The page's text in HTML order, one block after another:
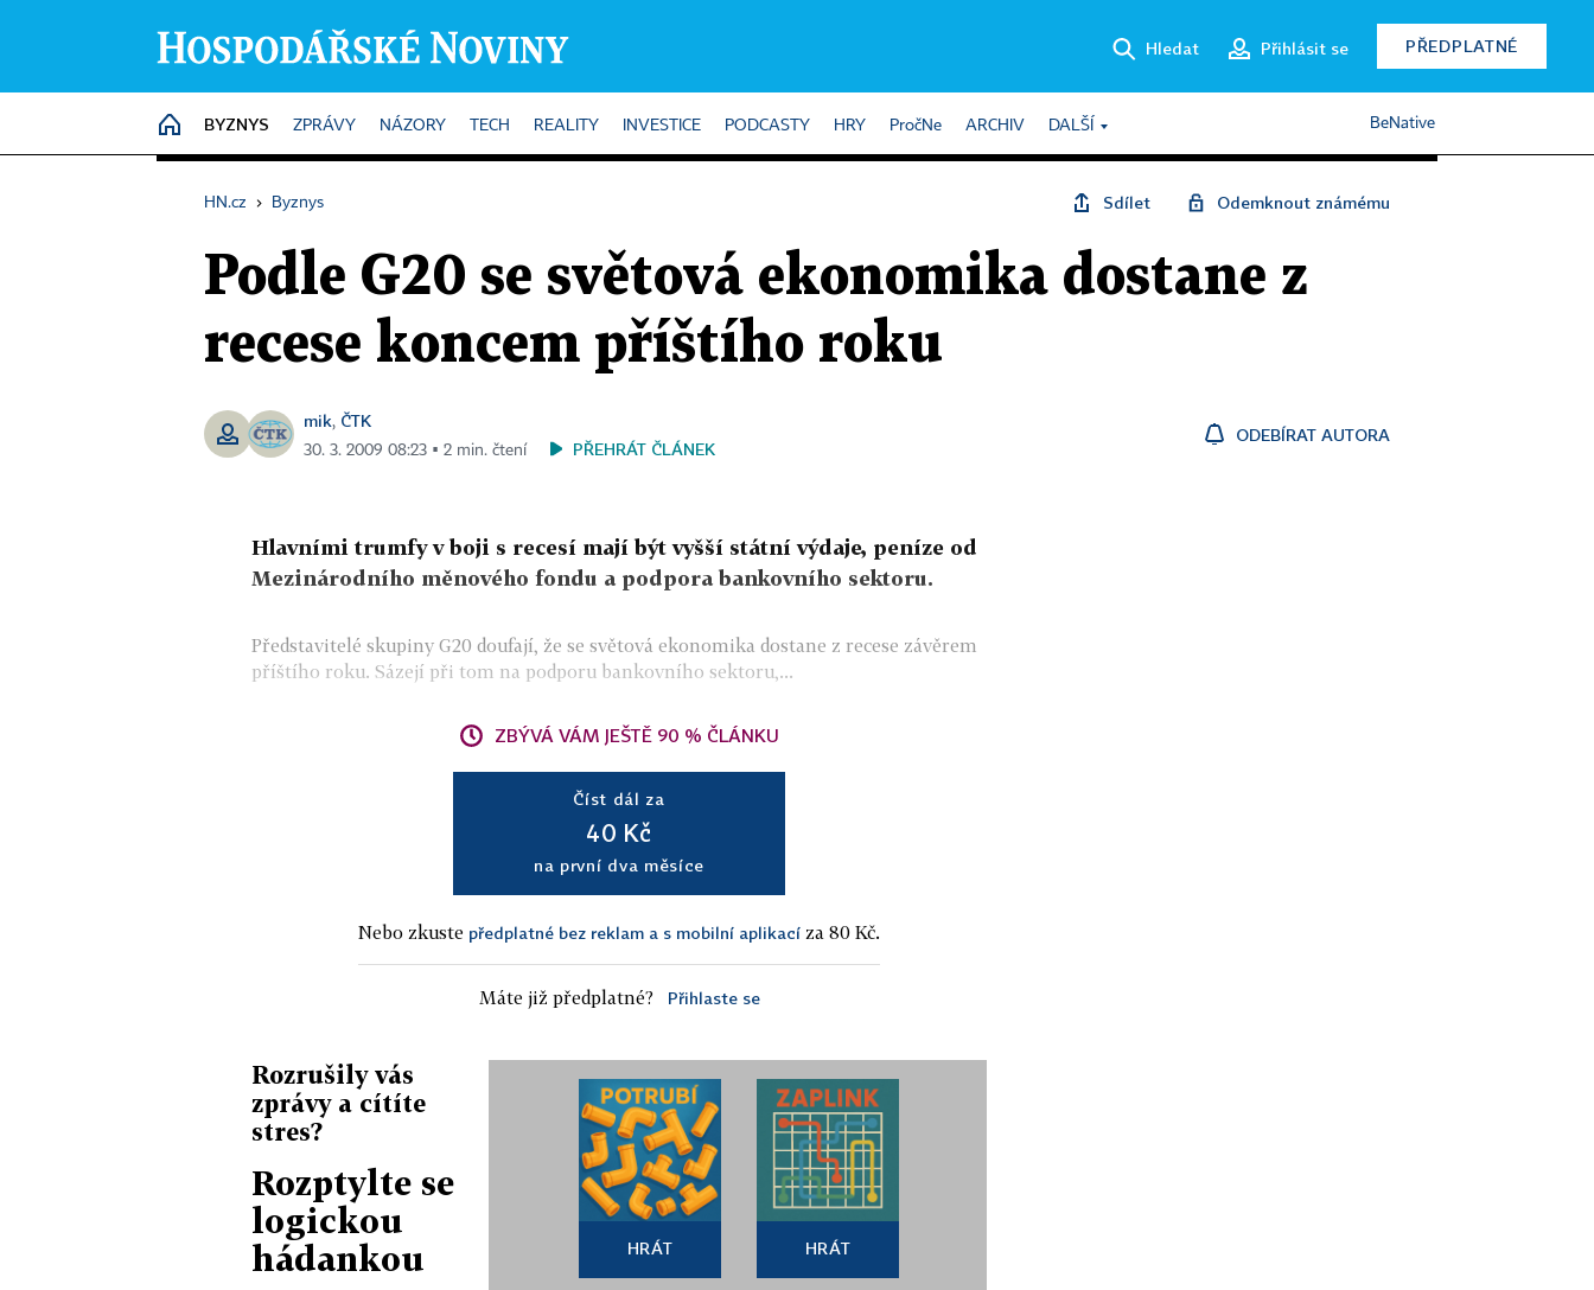
Hledat Přihlásit se PŘEDPLATNÉ
HOME
BYZNYS ZPRÁVY NÁZORY TECH REALITY INVESTICE PODCASTY HRY PročNe ARCHIV DALŠÍ BeNative
HN.cz › Byznys Sdílet Odemknout známému
Podle G20 se světová ekonomika dostane z
recese koncem příštího roku
mik, ČTK
30. 3. 2009 08:23 ▪ 2 min. čtení PŘEHRÁT ČLÁNEK
ODEBÍRAT AUTORA
Hlavními trumfy v boji s recesí mají být vyšší státní výdaje, peníze od
Mezinárodního měnového fondu a podpora bankovního sektoru.
Představitelé skupiny G20 doufají, že se světová ekonomika dostane z recese závěrem
příštího roku. Sázejí při tom na podporu bankovního sektoru,...
ZBÝVÁ VÁM JEŠTĚ 90 % ČLÁNKU
Číst dál za
40 Kč
na první dva měsíce
Nebo zkuste předplatné bez reklam a s mobilní aplikací za 80 Kč.
Máte již předplatné? Přihlaste se
Rozrušily vás
zprávy a cítíte
stres?
Rozptylte se
logickou
hádankou
HRÁT HRÁT